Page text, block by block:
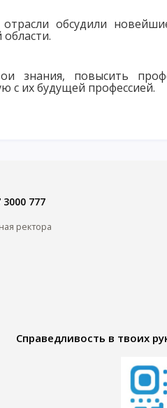
обсудили
знания, повысить
с их будущей профессией.
3000 777
ректора
Справедливость в твоих